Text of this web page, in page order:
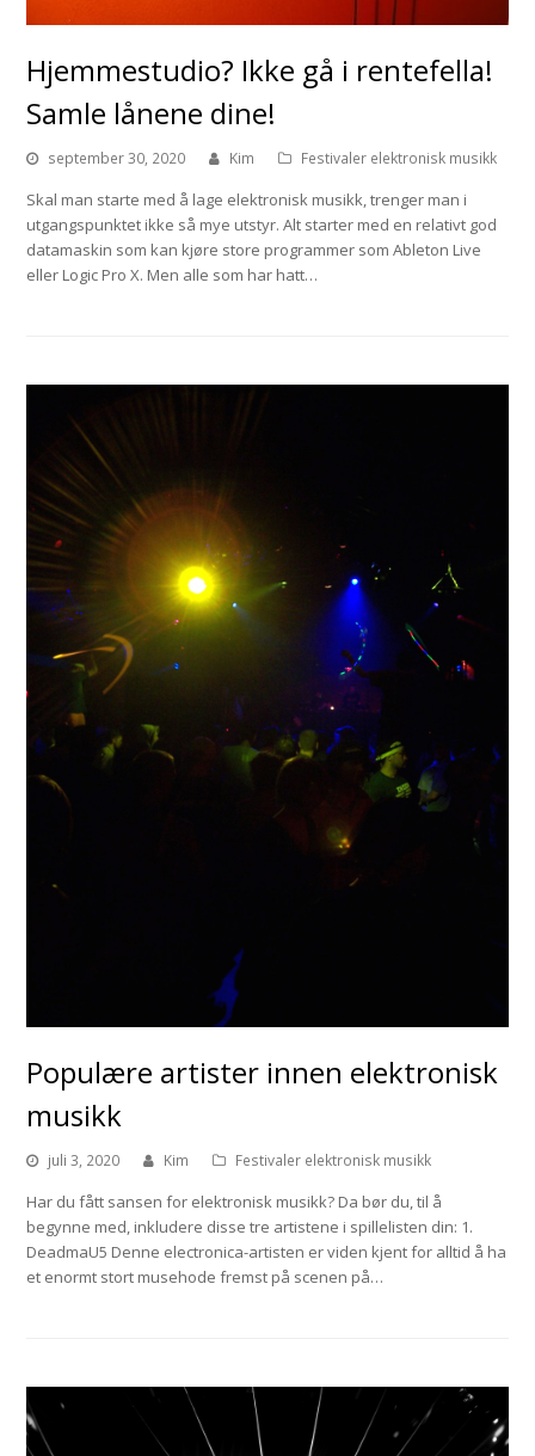
Hjemmestudio? Ikke gå i rentefella!
Samle lånene dine!
september 30, 2020 Kim Festivaler elektronisk musikk
Skal man starte med å lage elektronisk musikk, trenger man i
utgangspunktet ikke så mye utstyr. Alt starter med en relativt god
datamaskin som kan kjøre store programmer som Ableton Live
eller Logic Pro X. Men alle som har hatt…
Populære artister innen elektronisk
musikk
juli 3, 2020 Kim Festivaler elektronisk musikk
Har du fått sansen for elektronisk musikk? Da bør du, til å
begynne med, inkludere disse tre artistene i spillelisten din: 1.
DeadmaU5 Denne electronica-artisten er viden kjent for alltid å ha
et enormt stort musehode fremst på scenen på…